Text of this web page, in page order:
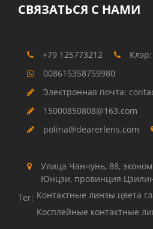
СВЯЗАТЬСЯ С НАМИ
+79 125773212
008615358759980
Электронная почта:
15000850808@163.com
polina@dearerlens.com
Улица Чанчунь, 88,
Юнцзи, провинция
Тег: Контактные линзы цвета
Косплейные контактные